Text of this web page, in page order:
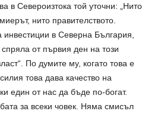
в Североизтока той уточни: „Нито
нито правителството.
в Северна България,
от първия ден на този
По думите му, когато това е
това дава качество на
един от нас да бъде по-богат.
за всеки човек. Няма смисъл